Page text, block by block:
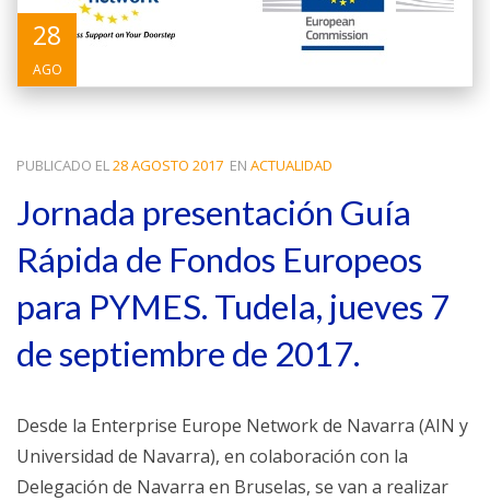
28
AGO
PUBLICADO EL28 AGOSTO 2017 EN ACTUALIDAD
Jornada presentación Guía
Rápida de Fondos Europeos
para PYMES. Tudela, jueves 7
de septiembre de 2017.
Desde la Enterprise Europe Network de Navarra (AIN y
Universidad de Navarra), en colaboración con la
Delegación de Navarra en Bruselas, se van a realizar